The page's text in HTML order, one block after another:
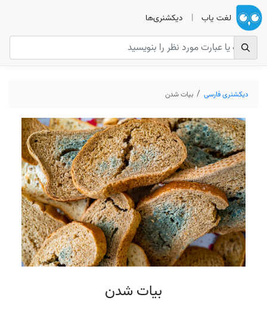
لغت یاب | دیکشنری‌ها
دیکشنری فارسی بیات شدن
بیات شدن